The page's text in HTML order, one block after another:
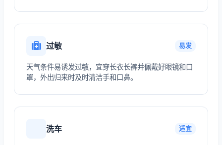
过敏 易发
天气条件易诱发过敏，宜穿长衣长裤并佩戴好眼镜和口
罩，外出归来时及时清洁手和口鼻。
洗车 适宜